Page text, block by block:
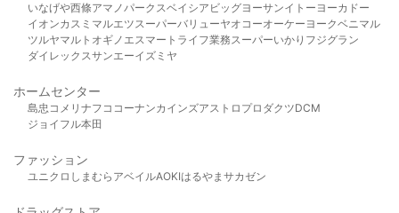
いなげや西條アマノパークスベイシア ビッグヨーサンイトーヨーカドー
イオンカスミ マルエツスーパーバリューヤオコーオーケー ヨークベニマル
ツルヤマルト オギノ エスマート ライフ業務スーパーいかり フジグラン
ダイレックスサンエーイズミヤ
ホームセンター
島忠 コメリ ナフコ コーナンカインズアストロプロダクツDCM
ジョイフル本田
ファッション
ユニクロ しまむら アベイルAOKIはるやま サカゼン